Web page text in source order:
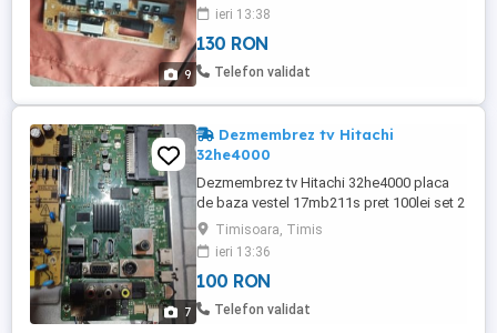
9
ieri 13:38
130 RON
Telefon validat
7
Dezmembrez tv Hitachi
32he4000
Dezmembrez tv Hitachi 32he4000 placa
de baza vestel 17mb211s pret 100lei set 2
difuzoare 8ohm 12w 30079437 pret 30lei
Timisoara, Timis
ieri 13:36
100 RON
Telefon validat